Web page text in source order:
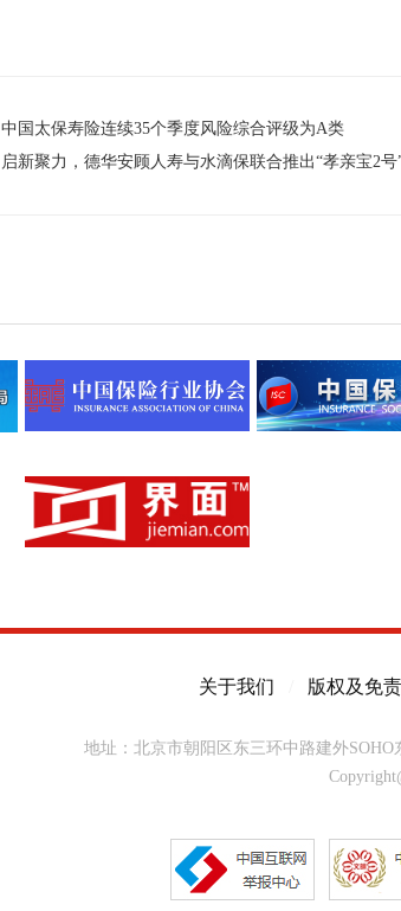
中国太保寿险连续35个季度风险综合评级为A类
启新聚力，德华安顾人寿与水滴保联合推出“孝亲宝2
关于我们 版权及免
地址：北京市朝阳区东三环中路建外SOHO